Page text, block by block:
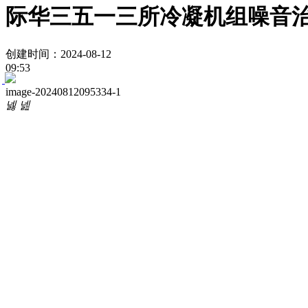
际华三五一三所冷凝机组噪音
创建时间： 2024-08-12
09:53
image-20240812095334-1
넳 넲